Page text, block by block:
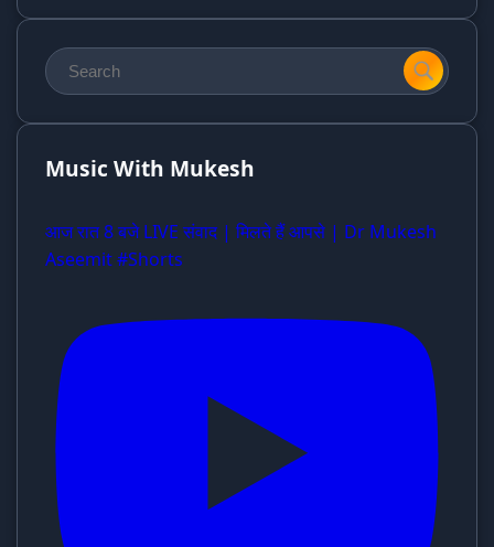
Music With Mukesh
आज रात 8 बजे LIVE संवाद | मिलते हैं आपसे | Dr Mukesh
Aseemit #Shorts